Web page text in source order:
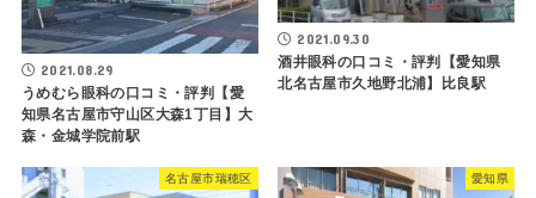
2021.08.29
うめむら眼科の口コミ・評判【愛
知県名古屋市守山区大森1丁目】大
森・金城学院前駅
2021.09.30
酒井眼科の口コミ・評判【愛知県
北名古屋市久地野北浦】比良駅
名古屋市瑞穂区 愛知県